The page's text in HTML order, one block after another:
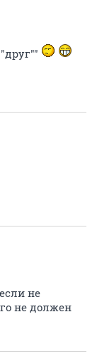
не
не должен